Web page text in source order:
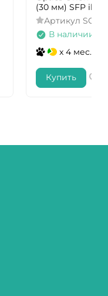
(30 мм) SFP
Артикул
В наличии
x 4 мес.
Купить